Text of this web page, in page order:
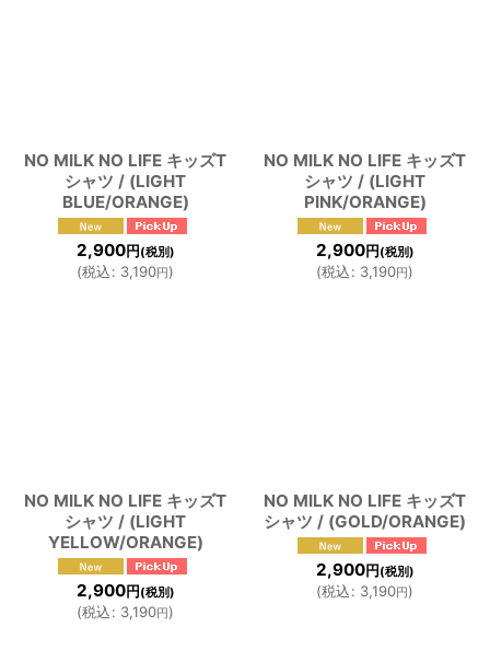
NO MILK NO LIFE キッズT
シャツ / (LIGHT
BLUE/ORANGE)
2,900円(税別)
(税込: 3,190円)
NO MILK NO LIFE キッズT
シャツ / (LIGHT
PINK/ORANGE)
2,900円(税別)
(税込: 3,190円)
NO MILK NO LIFE キッズT
シャツ / (LIGHT
YELLOW/ORANGE)
2,900円(税別)
(税込: 3,190円)
NO MILK NO LIFE キッズT
シャツ / (GOLD/ORANGE)
2,900円(税別)
(税込: 3,190円)